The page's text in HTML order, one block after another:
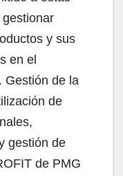
y sus
en el
Gestión de la
de
gestión de
de PMG